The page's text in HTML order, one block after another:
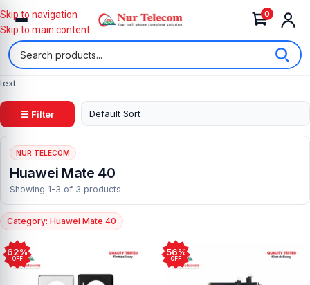
0
Skip to navigation
Skip to main content
text
☰ Filter
NUR TELECOM
Huawei Mate 40
Showing 1-3 of 3 products
Category: Huawei Mate 40
62%
OFF
56%
OFF